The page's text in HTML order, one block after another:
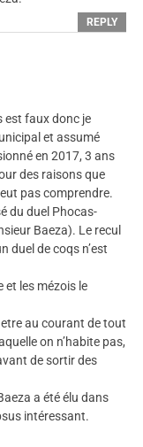
REPLY
est faux donc je
et assumé
en 2017, 3 ans
des raisons que
pas comprendre.
du duel Phocas-
Baeza). Le recul
duel de coqs n’est
et les mézois le
au courant de tout
on n’habite pas,
de sortir des
a été élu dans
intéressant.